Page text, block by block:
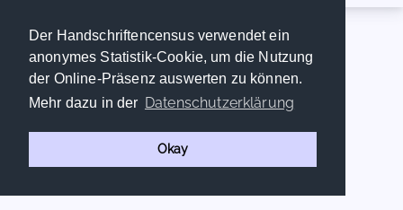
Der Handschriftencensus verwendet ein
anonymes Statistik-Cookie, um die Nutzung
der Online-Präsenz auswerten zu können.
Mehr dazu in der Datenschutzerklärung
Okay